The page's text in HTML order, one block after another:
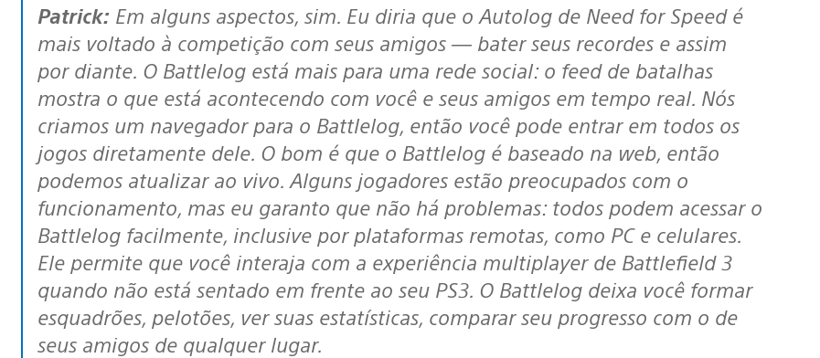
Patrick: Em alguns aspectos, sim. Eu diria que o Autolog de Need for Speed é
mais voltado à competição com seus amigos — bater seus recordes e assim
por diante. O Battlelog está mais para uma rede social: o feed de batalhas
mostra o que está acontecendo com você e seus amigos em tempo real. Nós
criamos um navegador para o Battlelog, então você pode entrar em todos os
jogos diretamente dele. O bom é que o Battlelog é baseado na web, então
podemos atualizar ao vivo. Alguns jogadores estão preocupados com o
funcionamento, mas eu garanto que não há problemas: todos podem acessar o
Battlelog facilmente, inclusive por plataformas remotas, como PC e celulares.
Ele permite que você interaja com a experiência multiplayer de Battlefield 3
quando não está sentado em frente ao seu PS3. O Battlelog deixa você formar
esquadrões, pelotões, ver suas estatísticas, comparar seu progresso com o de
seus amigos de qualquer lugar.